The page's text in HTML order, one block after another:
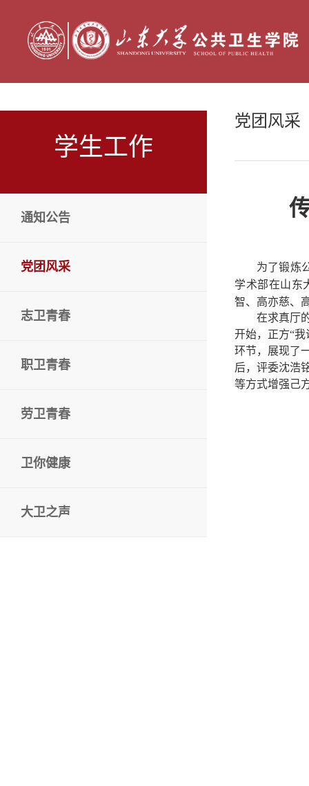
学生工作
通知公告
党团风采
志卫青春
职卫青春
劳卫青春
卫你健康
大卫之声
党团风采
为了锻炼
学术部在山东
智、高亦慈、
在求真厅
开始，正方“
环节，展现了
后，评委沈浩
等方式增强己